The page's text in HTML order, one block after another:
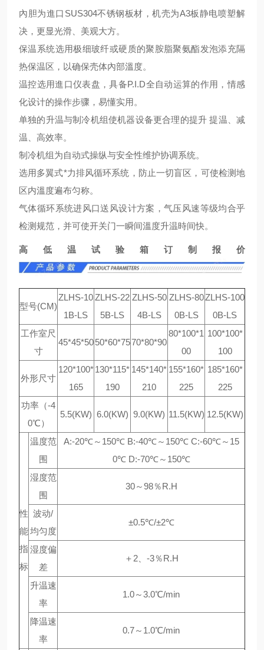
內胆为進口SUS304不锈钢板材，机壳为A3板静电喷塑解
决，更显光滑、美观大方。
保温系统选用极细玻纤或硬质的聚胺脂聚氨酯发泡添充隔
热保温区，以确保壳体內部溫度。
温控选用進口仪表盘，具备P.I.D全自动运算的作用，情感
化设计的操作步骤，易懂实用。
单独的升温与制冷机组使机器设备更合理的提升 提温、减
温、高效率。
制冷机组为自动式操纵与安全性维护协调系统。
选用多翼式*力排风循环系统，防止一切盲区，可使检测地
区内溫度遍布匀称。
气体循环系统进风口送风设计方案，气压风速等级均合乎
检测规范，并可使开关门一瞬间溫度升温時间快。
高低温试验箱订制报价
型号(CM)
ZLHS-10
1B-LS
ZLHS-22
5B-LS
ZLHS-50
4B-LS
ZLHS-80
0B-LS
ZLHS-100
0B-LS
工作室尺
寸
45*45*50 50*60*7570*80*90
80*100*1
00
100*100*
100
外形尺寸
120*100*
165
130*115*
190
145*140*
210
155*160*
225
185*160*
225
功率（-4
0℃）
5.5(KW) 6.0(KW) 9.0(KW) 11.5(KW) 12.5(KW)
性
能
指
标
温度范
围
A:-20℃～150℃ B:-40℃～150℃ C:-60℃～15
0℃ D:-70℃～150℃
湿度范
围
30～98％R.H
波动/
均匀度
±0.5℃/±2℃
湿度偏
差
＋2、-3％R.H
升温速
率
1.0～3.0℃/min
降温速
率
0.7～1.0℃/min